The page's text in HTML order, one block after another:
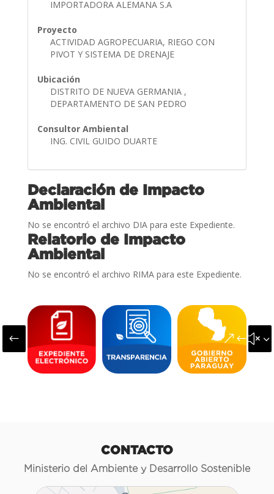
IMPORTADORA ALEMANA S.A
Proyecto
ACTIVIDAD AGROPECUARIA, RIEGO CON
PIVOT Y SISTEMA DE DRENAJE
Ubicación
DISTRITO DE NUEVA GERMANIA ,
DEPARTAMENTO DE SAN PEDRO
Consultor Ambiental
ING. CIVIL GUIDO DUARTE
Declaración de Impacto
Ambiental
No se encontró el archivo DIA para este Expediente.
Relatorio de Impacto
Ambiental
No se encontró el archivo RIMA para este Expediente.
#
CONTACTO
Ministerio del Ambiente y Desarrollo Sostenible